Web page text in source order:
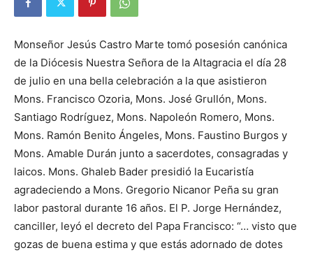
Monseñor Jesús Castro Marte tomó posesión canónica
de la Diócesis Nuestra Señora de la Altagracia el día 28
de julio en una bella celebración a la que asistieron
Mons. Francisco Ozoria, Mons. José Grullón, Mons.
Santiago Rodrí­guez, Mons. Napoleón Romero, Mons.
Mons. Ramón Benito Ángeles, Mons. Faustino Burgos y
Mons. Ama­ble Durán junto a sa­cerdotes, consagra­das y
laicos. Mons. Ghaleb Bader presidió la Eucaristía
agradeciendo a Mons. Gregorio Nicanor Peña su gran
labor pastoral durante 16 años. El P. Jorge Hernández,
canciller, leyó el decreto del Papa Francisco: “… visto que
gozas de bue­na estima y que estás adornado de dotes